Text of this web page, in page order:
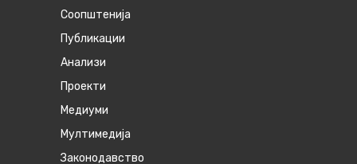
Соопштенија
Публикации
Анализи
Проекти
Медиуми
Мултимедија
Законодавство